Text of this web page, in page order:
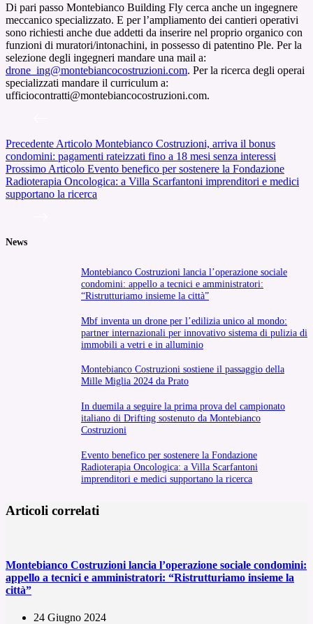
Di pari passo Montebianco Building Fly cerca anche un ingegnere
meccanico specializzato. E per l’ampliamento dei cantieri operativi
sono richiesti anche due addetti da inserire nel proprio organico con
funzioni di muratori/intonachini, in possesso di patentino Ple. Per la
selezione degli ingegneri mandare una mail a:
drone_ing@montebiancocostruzioni.com. Per la ricerca degli operai
specializzati mandare il curriculum a:
ufficiocontratti@montebiancocostruzioni.com.
Precedente Articolo Montebianco Costruzioni, arriva il bonus
condomini: pagamenti rateizzati fino a 18 mesi senza interessi
Prossimo Articolo Evento benefico per sostenere la Fondazione
Radioterapia Oncologica: a Villa Scarfantoni imprenditori e medici
supportano la ricerca
News
Montebianco Costruzioni lancia l’operazione sociale
condomini: appello a tecnici e amministratori:
“Ristrutturiamo insieme la città”
Mbf inventa un drone per l’edilizia unico al mondo:
partner internazionali per innovativo sistema di pulizia di
immobili a vetri e in alluminio
Montebianco Costruzioni sostiene il passaggio della
Mille Miglia 2024 da Prato
In duemila a seguire la prima prova del campionato
italiano di Drifting sostenuto da Montebianco
Costruzioni
Evento benefico per sostenere la Fondazione
Radioterapia Oncologica: a Villa Scarfantoni
imprenditori e medici supportano la ricerca
Articoli correlati
Montebianco Costruzioni lancia l’operazione sociale condomini:
appello a tecnici e amministratori: “Ristrutturiamo insieme la
città”
24 Giugno 2024